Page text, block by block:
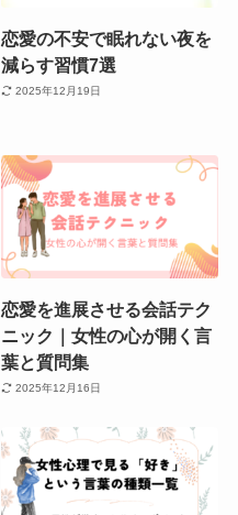
恋愛の不安で眠れない夜を
減らす習慣7選
2025年12月19日
恋愛を進展させる会話テク
ニック｜女性の心が開く言
葉と質問集
2025年12月16日